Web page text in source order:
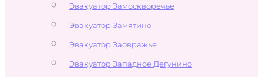
Эвакуатор Замоскворечье
Эвакуатор Замятино
Эвакуатор Заовражье
Эвакуатор Западное Дегунино